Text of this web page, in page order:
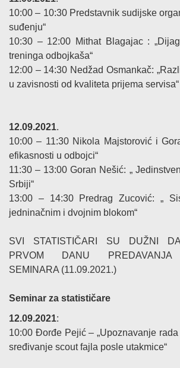
10:00 – 10:30 Predstavnik sudijske
suđenju“
10:30 – 12:00 Mithat Blagajac :
treninga odbojkaša“
12:00 – 14:30 Nedžad Osmankač:
u zavisnosti od kvaliteta prijema servisa“
12.09.2021.
10:00 – 11:30 Nikola Majstorović i
efikasnosti u odbojci“
11:30 – 13:00 Goran Nešić: „
Srbiji“
13:00 – 14:30 Predrag Zucović: „
jedninačnim i dvojnim blokom“
SVI STATISTIČARI SU DUŽNI
PRVOM DANU PREDAVANJA
SEMINARA (11.09.2021.)
Seminar za statističare
12.09.2021:
10:00 Đorđe Pejić – „Upoznavanje
sređivanje scout fajla posle utakmice“